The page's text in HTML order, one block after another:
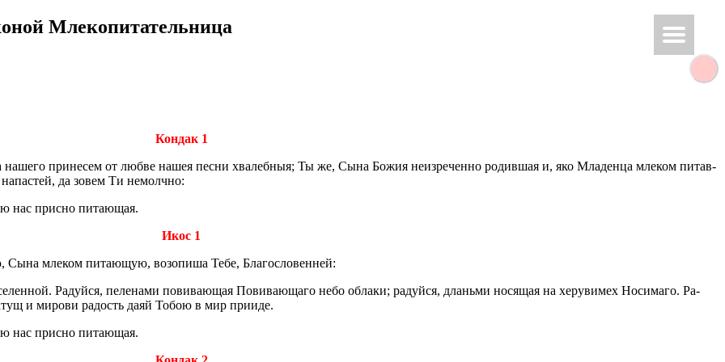
Мле­ко­пи­та­тель­ни­ца
Кондак 1
при­не­сем от любве нашея песни хва­леб­ныя; Ты же, Сына Божия неиз­ре­чен­но ро­див­шая и, яко Мла­ден­ца мле­ком пи­тав­
да зовем Ти немолч­но:
нас прис­но пи­та­ю­щая.
Икос 1
Сына мле­ком пи­та­ю­щую, возо­пи­ша Тебе, Бла­го­сло­вен­ней:
Ра­дуй­ся, пе­ле­на­ми по­ви­ва­ю­щая По­ви­ва­ю­ща­го небо об­ла­ки; ра­дуй­ся, дла­нь­ми но­ся­щая на хе­ру­ви­мех Но­си­ма­го. Ра­
и ми­ро­ви ра­дость даяй Тобою в мир при­и­де.
нас прис­но пи­та­ю­щая.